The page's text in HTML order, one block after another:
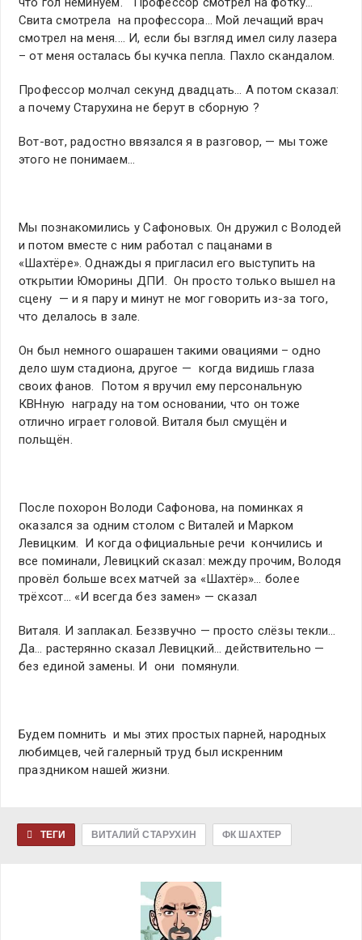
Свита смотрела на профессора… Мой лечащий врач
смотрел на меня.… И, если бы взгляд имел силу лазера
– от меня осталась бы кучка пепла. Пахло скандалом.
Профессор молчал секунд двадцать… А потом сказал:
а почему Старухина не берут в сборную ?
Вот-вот, радостно ввязался я в разговор, — мы тоже
этого не понимаем…
Мы познакомились у Сафоновых. Он дружил с Володей
и потом вместе с ним работал с пацанами в
«Шахтёре». Однажды я пригласил его выступить на
открытии Юморины ДПИ. Он просто только вышел на
сцену — и я пару и минут не мог говорить из-за того,
что делалось в зале.
Он был немного ошарашен такими овациями – одно
дело шум стадиона, другое — когда видишь глаза
своих фанов. Потом я вручил ему персональную
КВНную награду на том основании, что он тоже
отлично играет головой. Виталя был смущён и
польщён.
После похорон Володи Сафонова, на поминках я
оказался за одним столом с Виталей и Марком
Левицким. И когда официальные речи кончились и
все поминали, Левицкий сказал: между прочим, Володя
провёл больше всех матчей за «Шахтёр»… более
трёхсот… «И всегда без замен» — сказал
Виталя. И заплакал. Беззвучно — просто слёзы текли…
Да… растерянно сказал Левицкий… действительно —
без единой замены. И они помянули.
Будем помнить и мы этих простых парней, народных
любимцев, чей галерный труд был искренним
праздником нашей жизни.
ТЕГИ ВИТАЛИЙ СТАРУХИН ФК ШАХТЕР